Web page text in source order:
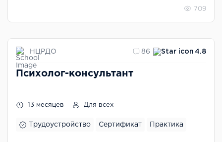
709
НЦРДО 86 4.8
Психолог-консультант
13 месяцев Для всех
Трудоустройство Сертификат Практика